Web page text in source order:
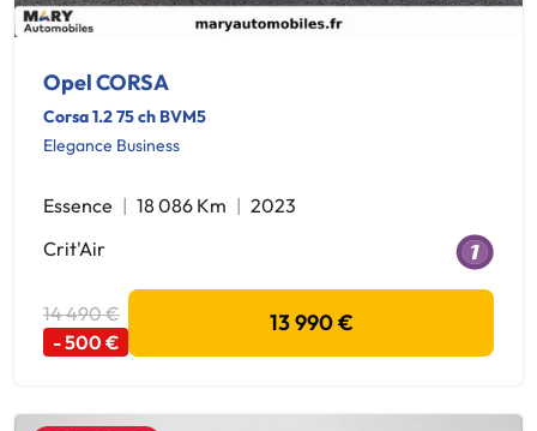
Opel CORSA
Corsa 1.2 75 ch BVM5
Elegance Business
Essence 18 086 Km
2023
Crit'Air
14 490 €
- 500 €
13 990 €